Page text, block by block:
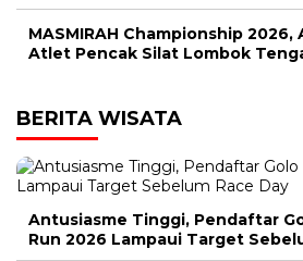
MASMIRAH Championship
Atlet Pencak Silat Lombok
BERITA WISATA
Antusiasme Tinggi, Pendaftar
Run 2026 Lampaui Target